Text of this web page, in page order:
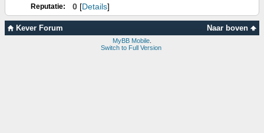
Reputatie:
0 [Details]
Naar boven
Kever Forum
MyBB Mobile
Switch to Full Version